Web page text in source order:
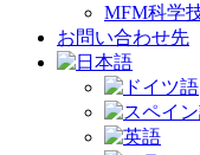
MFM科学
お問い合わせ先